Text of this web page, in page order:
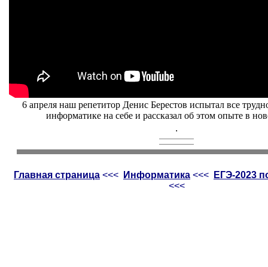
6 апреля наш репетитор Денис Берестов испытал все
информатике на себе и рассказал об этом опыте в
.
Главная страница <<< Информатика <<<
ЕГЭ-2023
<<<